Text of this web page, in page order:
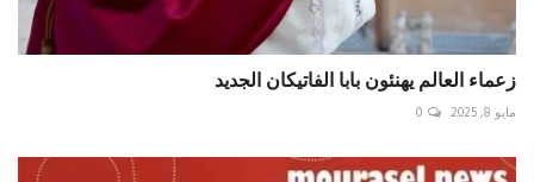
زعماء العالم يهنئون بابا الفاتيكان الجديد
مايو 8, 2025 0